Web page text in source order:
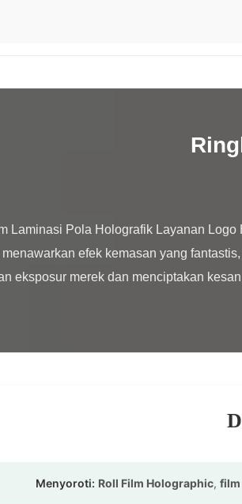
efek kemasan yang
eksposur merek dan menciptakan
Menyoroti: Roll Film Holographic, film